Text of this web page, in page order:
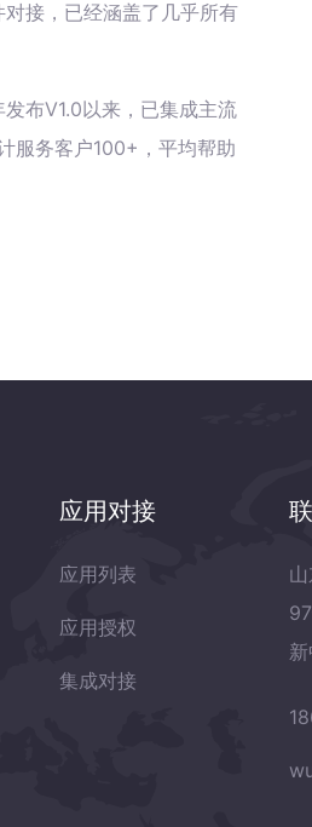
接，已经涵盖了几乎所有
布V1.0以来，已集成主流
服务客户100+，平均帮助
应用对接
应用列表
应用授权
集成对接